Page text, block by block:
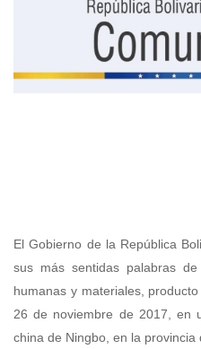
El Gobierno de la República
sus más sentidas palabras
humanas y materiales,
26 de noviembre de 2017, en
china de Ningbo, en la provincia